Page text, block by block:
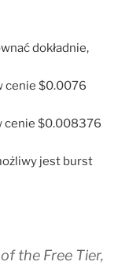
dokładnie,
cenie $0.0076
cenie $0.008376
jest burst
the Free Tier,